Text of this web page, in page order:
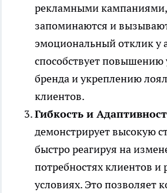
рекламными
запоминаются и
эмоциональный отклик у
способствует повышению
бренда и укреплению
клиентов.
Гибкость и
демонстрирует высокую
быстро реагируя на
потребностях клиентов
условиях. Это позволяет